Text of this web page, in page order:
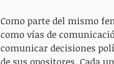
Como parte del mismo
como vías de
comunicar decisiones
de sus opositores. Cada